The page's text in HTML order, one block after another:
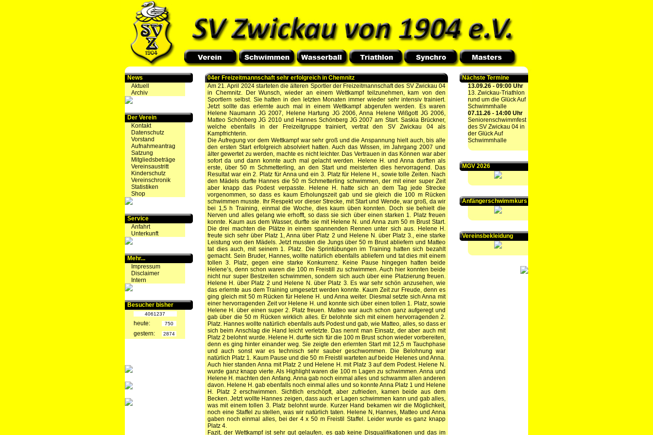
News
Aktuell
Archiv
Der Verein
Kontakt
Datenschutz
Vorstand
Aufnahmeantrag
Satzung
Mitgliedsbeträge
Vereinsaustritt
Kinderschutz
Vereinschronik
Statistiken
Shop
Service
Anfahrt
Unterkunft
Mehr...
Impressum
Disclaimer
Intern
Besucher bisher
4061237
heute: 750
gestern: 2874
04er Freizeitmannschaft sehr erfolgreich in Chemnitz
Am 21. April 2024 starteten die älteren Sportler der Freizeitmannschaft des SV Zwickau 04
in Chemnitz. Der Wunsch, wieder an einem Wettkampf teilzunehmen, kam von den
Sportlern selbst. Sie hatten in den letzten Monaten immer wieder sehr intensiv trainiert.
Jetzt sollte das erlernte auch mal in einem Wettkampf abgerufen werden. Es waren
Helene Naumann JG 2007, Helene Hartung JG 2006, Anna Helene Wißgott JG 2006,
Matteo Schönberg JG 2010 und Hannes Schönberg JG 2007 am Start. Saskia Brückner,
welche ebenfalls in der Freizeitgruppe trainiert, vertrat den SV Zwickau 04 als
Kampfrichterin.
Die Aufregung vor dem Wettkampf war sehr groß und die Anspannung hielt auch, bis alle
den ersten Start erfolgreich absolviert hatten. Auch das Wissen, im Jahrgang 2007 und
älter gewertet zu werden, machte es nicht leichter. Das Vertrauen in das Können war aber
sofort da und dann konnte auch mal gelacht werden. Helene H. und Anna durften als
erste, über 50 m Schmetterling, an den Start und meisterten dies hervorragend. Das
Resultat war ein 2. Platz für Anna und ein 3. Platz für Helene H., sowie tolle Zeiten. Nach
den Mädels durfte Hannes die 50 m Schmetterling schwimmen, der mit einer super Zeit
aber knapp das Podest verpasste. Helene H. hatte sich an dem Tag jede Strecke
vorgenommen, so dass es kaum Erholungszeit gab und sie gleich die 100 m Rücken
schwimmen musste. Ihr Respekt vor dieser Strecke, mit Start und Wende, war groß, da wir
bei 1,5 h Training, einmal die Woche, dies kaum üben konnten. Doch sie behielt die
Nerven und alles gelang wie erhofft, so dass sie sich über einen starken 1. Platz freuen
konnte. Kaum aus dem Wasser, durfte sie mit Helene N. und Anna zum 50 m Brust Start.
Die drei machten die Plätze in einem spannenden Rennen unter sich aus. Helene H.
freute sich sehr über Platz 1, Anna über Platz 2 und Helene N. über Platz 3., eine starke
Leistung von den Mädels. Jetzt mussten die Jungs über 50 m Brust abliefern und Matteo
tat dies auch, mit seinem 1. Platz. Die Sprintübungen im Training hatten sich bezahlt
gemacht. Sein Bruder, Hannes, wollte natürlich ebenfalls abliefern und tat dies mit einem
tollen 3. Platz, gegen eine starke Konkurrenz. Keine Pause hingegen hatten beide
Helene’s, denn schon waren die 100 m Freistill zu schwimmen. Auch hier konnten beide
nicht nur super Bestzeiten schwimmen, sondern sich auch über eine Platzierung freuen.
Helene H. über Platz 2 und Helene N. über Platz 3. Es war sehr schön anzusehen, wie
das erlernte aus dem Training umgesetzt werden konnte. Kaum Zeit zur Freude, denn es
ging gleich mit 50 m Rücken für Helene H. und Anna weiter. Diesmal setzte sich Anna mit
einer hervorragenden Zeit vor Helene H. und konnte sich über einen tollen 1. Platz, sowie
Helene H. über einen super 2. Platz freuen. Matteo war auch schon ganz aufgeregt und
gab über die 50 m Rücken wirklich alles. Er belohnte sich mit einem hervorragenden 2.
Platz. Hannes wollte natürlich ebenfalls aufs Podest und gab, wie Matteo, alles, so dass er
sich beim Anschlag die Hand leicht verletzte. Das nennt man Einsatz, der aber auch mit
Platz 2 belohnt wurde. Helene H. durfte sich für die 100 m Brust schon wieder vorbereiten,
denn es ging hinter einander weg. Sie zeigte den erlernten Start mit 12,5 m Tauchphase
und auch sonst war es technisch sehr sauber geschwommen. Die Belohnung war
natürlich Platz 1. Kaum Pause und die 50 m Freistil warteten auf beide Helenes und Anna.
Auch hier standen Anna mit Platz 2 und Helene H. mit Platz 3 auf dem Podest. Helene N.
wurde ganz knapp vierte. Als Highlight waren die 100 m Lagen zu schwimmen. Anna und
Helene H. machten den Anfang. Anna gab noch einmal alles und schwamm allen anderen
davon. Helene H. gab ebenfalls noch einmal alles und so konnte Anna Platz 1 und Helene
H. Platz 2 erschwimmen. Sichtlich erschöpft, aber zufrieden, kamen beide aus dem
Becken. Jetzt wollte Hannes zeigen, dass auch er Lagen schwimmen kann und gab alles,
was mit einem tollen 3. Platz belohnt wurde. Kurzer Hand bekamen wir die Möglichkeit,
noch eine Staffel zu stellen, was wir natürlich taten. Helene N, Hannes, Matteo und Anna
gaben noch einmal alles, bei der 4 x 50 m Freistil Staffel. Leider wurde es ganz knapp
Platz 4.
Fazit, der Wettkampf ist sehr gut gelaufen, es gab keine Disqualifikationen und das im
Nächste Termine
13.09.26 - 09:00 Uhr
13. Zwickau-Triathlon
rund um die Glück Auf
Schwimmhalle
07.11.26 - 14:00 Uhr
Seniorenschwimmfest
des SV Zwickau 04 in
der Glück Auf
Schwimmhalle
MGV 2026
Anfängerschwimmkurs
Vereinsbekleidung